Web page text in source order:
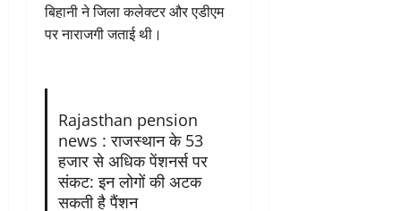
बिहानी ने जिला कलेक्टर और एडीएम
पर नाराजगी जताई थी।
Rajasthan pension
news : राजस्थान के 53
हजार से अधिक पेंशनर्स पर
संकट: इन लोगों की अटक
सकती है पैंशन